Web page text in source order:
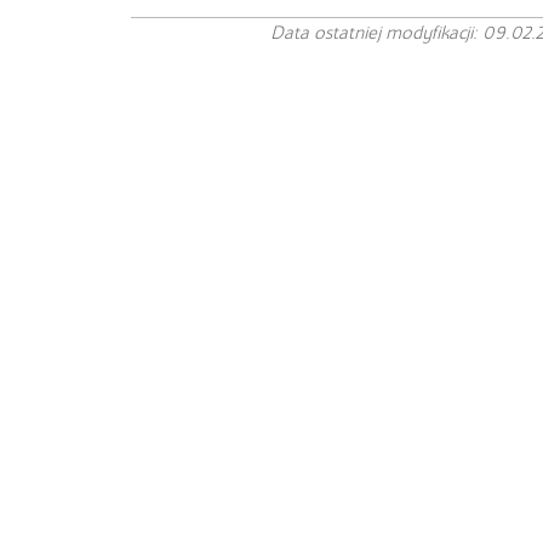
Data ostatniej modyfikacji: